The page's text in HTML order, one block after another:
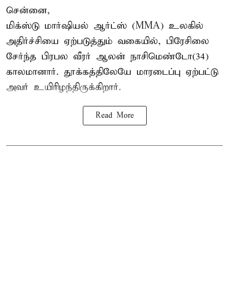
சென்னை,
மிக்ஸ்டு மார்ஷியல் ஆர்ட்ஸ் (MMA) உலகில்
அதிர்ச்சியை ஏற்படுத்தும் வகையில், பிரேசிலை
சேர்ந்த பிரபல வீரர் ஆலன் நாசிமெண்டோ(34)
காலமானார். தூக்கத்திலேயே மாரடைப்பு ஏற்பட்டு
அவர் உயிரிழந்திருக்கிறார்.
Read More